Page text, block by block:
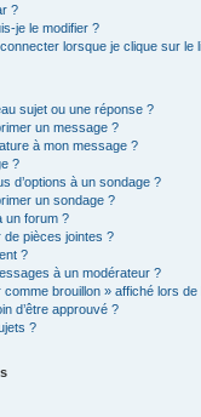
?
je le modifier ?
lorsque je clique sur le
sujet ou une réponse ?
un message ?
à mon message ?
?
d’options à un sondage ?
un sondage ?
un forum ?
de pièces jointes ?
?
à un modérateur ?
brouillon » affiché lors de
d’être approuvé ?
?